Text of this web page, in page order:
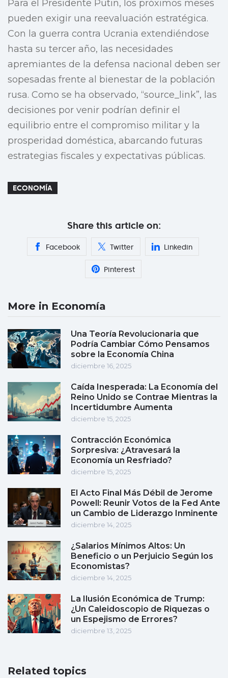
Para el Presidente Putin, los próximos meses
pueden exigir una reevaluación estratégica.
Con la guerra contra Ucrania extendiéndose
hasta su tercer año, las necesidades
apremiantes de la defensa nacional deben ser
sopesadas frente al bienestar de la población
rusa. Como se ha observado, “source_link”, las
decisiones por venir podrían definir el
equilibrio entre el compromiso militar y la
prosperidad doméstica, abarcando futuras
estrategias fiscales y expectativas públicas.
ECONOMÍA
Share this article on:
Facebook Twitter Linkedin
Pinterest
More in Economía
Una Teoría Revolucionaria que
Podría Cambiar Cómo Pensamos
sobre la Economía China
diciembre 16, 2025
Caída Inesperada: La Economía del
Reino Unido se Contrae Mientras la
Incertidumbre Aumenta
diciembre 15, 2025
Contracción Económica
Sorpresiva: ¿Atravesará la
Economía un Resfriado?
diciembre 15, 2025
El Acto Final Más Débil de Jerome
Powell: Reunir Votos de la Fed Ante
un Cambio de Liderazgo Inminente
diciembre 14, 2025
¿Salarios Mínimos Altos: Un
Beneficio o un Perjuicio Según los
Economistas?
diciembre 14, 2025
La Ilusión Económica de Trump:
¿Un Caleidoscopio de Riquezas o
un Espejismo de Errores?
diciembre 13, 2025
Related topics